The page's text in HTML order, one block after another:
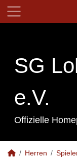
SG
e.V.
Offizielle
Herren